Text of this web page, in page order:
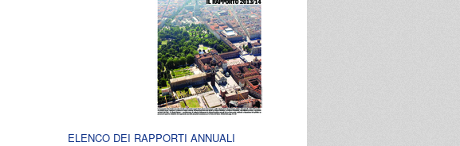
ELENCO DEI RAPPORTI ANNUALI